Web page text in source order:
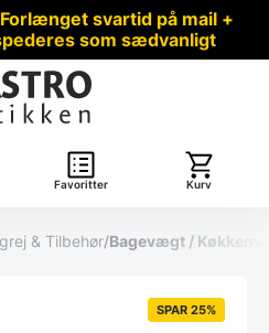
svartid på mail +
som sædvanligt
Favoritter Kurv
& Tilbehør/Bagevægt /
SPAR 25%